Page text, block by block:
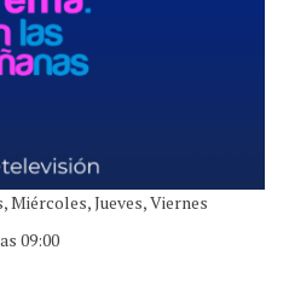
Miércoles, Jueves, Viernes
09:00